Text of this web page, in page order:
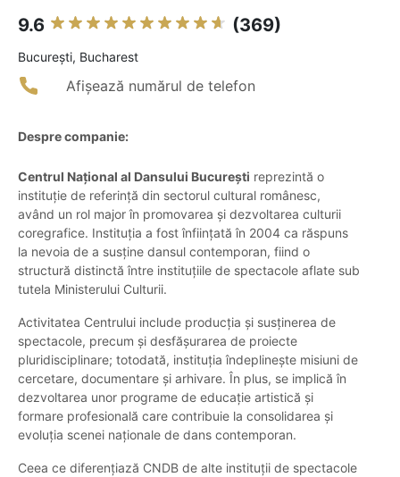
9.6 (369)
Bucureşti, Bucharest
Afișează numărul de telefon
Despre companie:
Centrul Național al Dansului București reprezintă o
instituție de referință din sectorul cultural românesc,
având un rol major în promovarea și dezvoltarea culturii
coregrafice. Instituția a fost înființată în 2004 ca răspuns
la nevoia de a susține dansul contemporan, fiind o
structură distinctă între instituțiile de spectacole aflate sub
tutela Ministerului Culturii.
Activitatea Centrului include producția și susținerea de
spectacole, precum și desfășurarea de proiecte
pluridisciplinare; totodată, instituția îndeplinește misiuni de
cercetare, documentare și arhivare. În plus, se implică în
dezvoltarea unor programe de educație artistică și
formare profesională care contribuie la consolidarea și
evoluția scenei naționale de dans contemporan.
Ceea ce diferențiază CNDB de alte instituții de spectacole